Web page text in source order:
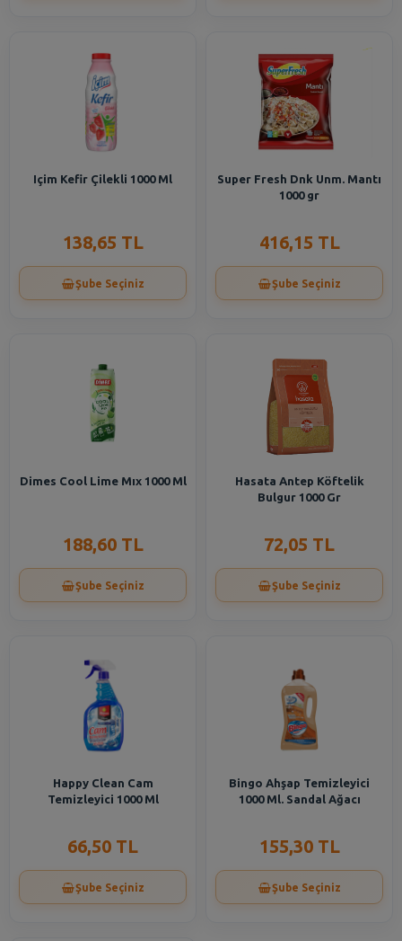
Içim Kefir Çilekli 1000 Ml
138,65 TL
Şube Seçiniz
Super Fresh Dnk Unm. Mantı
1000 gr
416,15 TL
Şube Seçiniz
Dimes Cool Lime Mıx 1000 Ml
188,60 TL
Şube Seçiniz
Hasata Antep Köftelik
Bulgur 1000 Gr
72,05 TL
Şube Seçiniz
Happy Clean Cam
Temizleyici 1000 Ml
66,50 TL
Şube Seçiniz
Bingo Ahşap Temizleyici
1000 Ml. Sandal Ağacı
155,30 TL
Şube Seçiniz